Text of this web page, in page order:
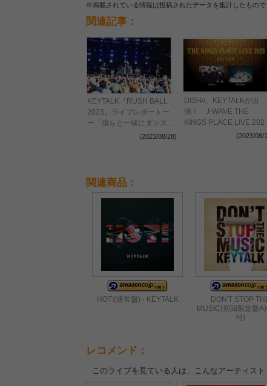
※掲載されている情報は投稿されたデータを集計したもの
関連記事：
KEYTALK『RUSH BALL
2023』ライブレポートー
ー「僕らと一緒にダンスし
ませんか！」お祭りロック
(2023/08/28)
DISH//、KEYTALKが出
演！「J-WAVE THE
KINGS PLACE LIVE 2023
AUTUMN」10月開催決定
(2023/08/
関連商品：
HOT!(通常盤) - KEYTALK
DON'T STOP
MUSIC(初回限定盤
付)
レコメンド：
このライブを見ている人は、こんなアーティスト